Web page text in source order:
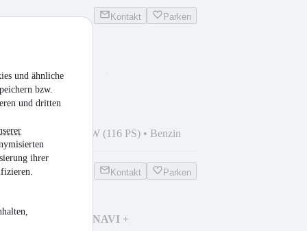
und ähnliche
bzw.
und dritten
ihrer
Kontakt Parken
•34.250 km 85 kW (116 PS) • Benzin
Kontakt Parken
VIII 1.5 TSI BMT NAVI +